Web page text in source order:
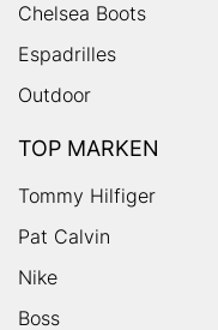
Chelsea Boots
Espadrilles
Outdoor
TOP MARKEN
Tommy Hilfiger
Pat Calvin
Nike
Boss